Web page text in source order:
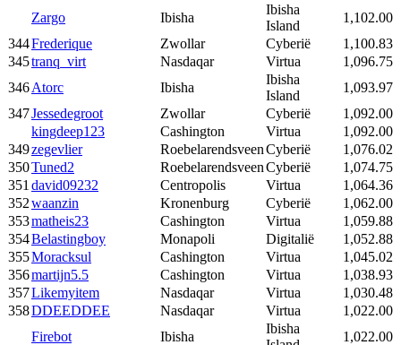
Zargo Ibisha
Ibisha
Island
1,102.00
344Frederique Zwollar Cyberië
1,100.83
345tranq_virt Nasdaqar Virtua
1,096.75
346Atorc Ibisha
Ibisha
Island
1,093.97
347Jessedegroot Zwollar Cyberië
1,092.00
kingdeep123
Cashington Virtua
1,092.00
349zegevlier RoebelarendsveenCyberië
1,076.02
350Tuned2 RoebelarendsveenCyberië
1,074.75
351 david09232 Centropolis Virtua
1,064.36
352waanzin Kronenburg Cyberië
1,062.00
353matheis23 Cashington Virtua
1,059.88
354Belastingboy Monapoli Digitalië
1,052.88
355Moracksul Cashington Virtua
1,045.02
356martijn5.5 Cashington Virtua
1,038.93
357Likemyitem Nasdaqar Virtua
1,030.48
358DDEEDDEE Nasdaqar Virtua
1,022.00
Firebot
Ibisha
Ibisha
1,022.00